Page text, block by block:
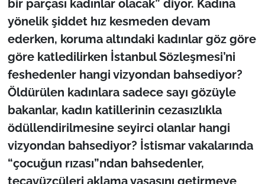
bir parçası kadınlar olacak” diyor. Kadına
yönelik şiddet hız kesmeden devam
ederken, koruma altındaki kadınlar göz göre
göre katledilirken İstanbul Sözleşmesi’ni
feshedenler hangi vizyondan bahsediyor?
Öldürülen kadınlara sadece sayı gözüyle
bakanlar, kadın katillerinin cezasızlıkla
ödüllendirilmesine seyirci olanlar hangi
vizyondan bahsediyor? İstismar vakalarında
“çocuğun rızası”ndan bahsedenler,
tecavüzcüleri aklama yasasını getirmeye